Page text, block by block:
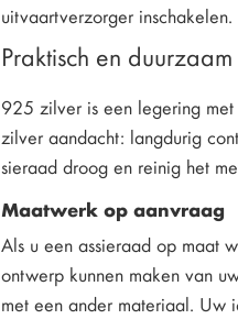
uitvaartverzorger
Praktisch en
925 zilver is een legering
zilver aandacht: langdurig
sieraad droog en reinig het
Maatwerk op aanvraag
Als u een assieraad op maat
ontwerp kunnen maken van
met een ander materiaal. Uw